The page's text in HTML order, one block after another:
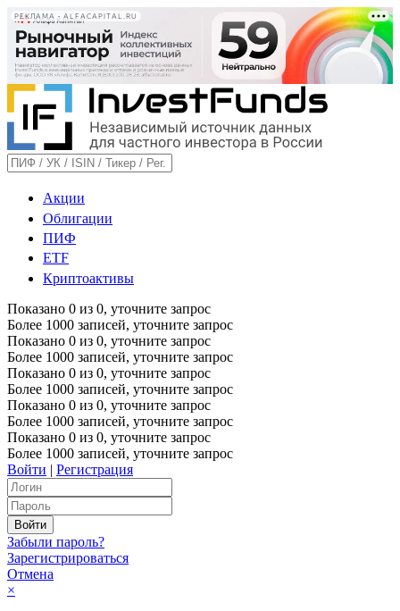
РЕКЛАМА • ALFACAPITAL.RU
Акции
Облигации
ПИФ
ETF
Криптоактивы
Показано 0 из 0, уточните запрос
Более 1000 записей, уточните запрос
Показано 0 из 0, уточните запрос
Более 1000 записей, уточните запрос
Показано 0 из 0, уточните запрос
Более 1000 записей, уточните запрос
Показано 0 из 0, уточните запрос
Более 1000 записей, уточните запрос
Показано 0 из 0, уточните запрос
Более 1000 записей, уточните запрос
Войти | Регистрация
Забыли пароль?
Зарегистрироваться
Отмена
×